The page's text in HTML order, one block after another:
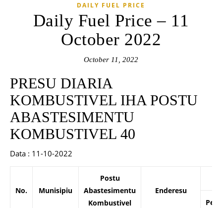
DAILY FUEL PRICE
Daily Fuel Price – 11
October 2022
October 11, 2022
PRESU DIARIA
KOMBUSTIVEL IHA POSTU
ABASTESIMENTU
KOMBUSTIVEL 40
Data : 11-10-2022
No. Munisipiu
Postu
Abastesimentu
Kombustivel
Enderesu